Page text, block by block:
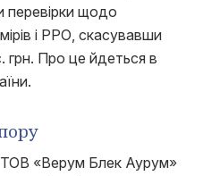
щодо
і РРО, скасувавши
Про це йдеться в
ТОВ «Верум Блек Аурум»